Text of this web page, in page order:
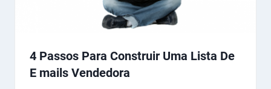
4 Passos Para Construir Uma Lista De
E mails Vendedora